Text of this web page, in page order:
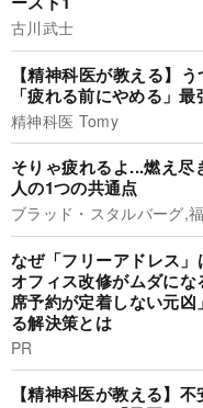
古川武士
【精神科医が教える】
「疲れる前にやめる」
精神科医 Tomy
そりゃ疲れるよ...燃え
人の1つの共通点
ブラッド・スタルバーグ,
なぜ「フリーアドレス
オフィス改修がムダに
席予約が定着しない元
る解決策とは
PR
【精神科医が教える】